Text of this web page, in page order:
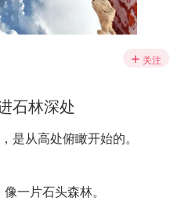
关注
石林深处
是从高处俯瞰开始的。
一片石头森林。